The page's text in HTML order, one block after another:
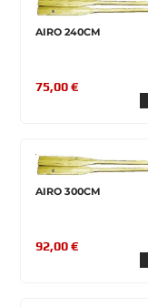
AIRO 240CM
75,00 €
AIRO 300CM
92,00 €